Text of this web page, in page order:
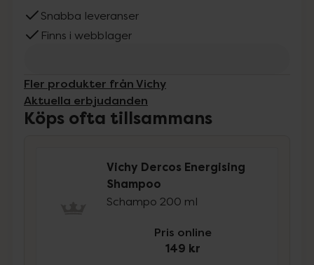
Snabba leveranser
Finns i webblager
Fler produkter från Vichy
Aktuella erbjudanden
Köps ofta tillsammans
Vichy Dercos Energising
Shampoo
Schampo 200 ml
Pris online
149 kr